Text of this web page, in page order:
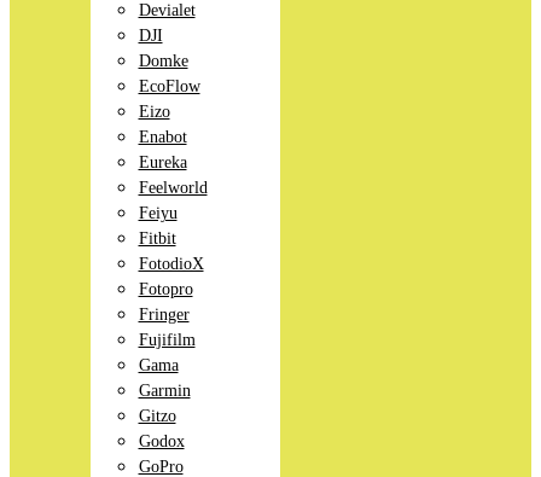
Devialet
DJI
Domke
EcoFlow
Eizo
Enabot
Eureka
Feelworld
Feiyu
Fitbit
FotodioX
Fotopro
Fringer
Fujifilm
Gama
Garmin
Gitzo
Godox
GoPro